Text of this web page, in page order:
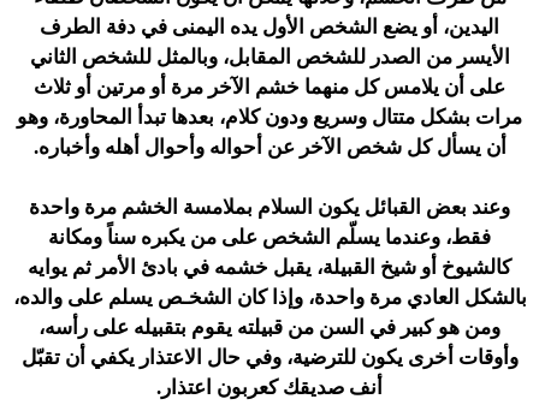
اليدين، أو يضع الشخص الأول يده اليمنى في دفة الطرف
الأيسر من الصدر للشخص المقابل، وبالمثل للشخص الثاني
على أن يلامس كل منهما خشم الآخر مرة أو مرتين أو ثلاث
مرات بشكل متتال وسريع ودون كلام، بعدها تبدأ المحاورة، وهو
أن يسأل كل شخص الآخر عن أحواله وأحوال أهله وأخباره.
وعند بعض القبائل يكون السلام بملامسة الخشم مرة واحدة
فقط، وعندما يسلّم الشخص على من يكبره سناً ومكانة
كالشيوخ أو شيخ القبيلة، يقبل خشمه في بادئ الأمر ثم يوايه
بالشكل العادي مرة واحدة، وإذا كان الشخـص يسلم على والده،
ومن هو كبير في السن من قبيلته يقوم بتقبيله على رأسه،
وأوقات أخرى يكون للترضية، وفي حال الاعتذار يكفي أن تقبّل
أنف صديقك كعربون اعتذار.